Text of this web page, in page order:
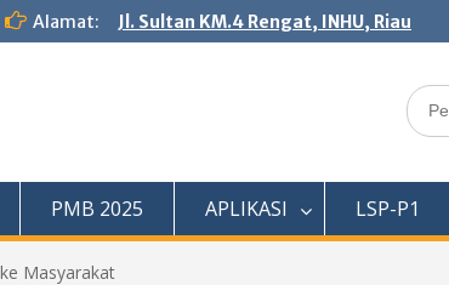
Alamat: Jl. Sultan KM.4 Rengat, INHU, Riau
Search
for:
PMB 2025 APLIKASI LSP-P1
Masyarakat